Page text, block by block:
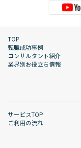
TOP
転職成功事例
コンサルタント紹介
業界別お役立ち情報
サービスTOP
ご利用の流れ